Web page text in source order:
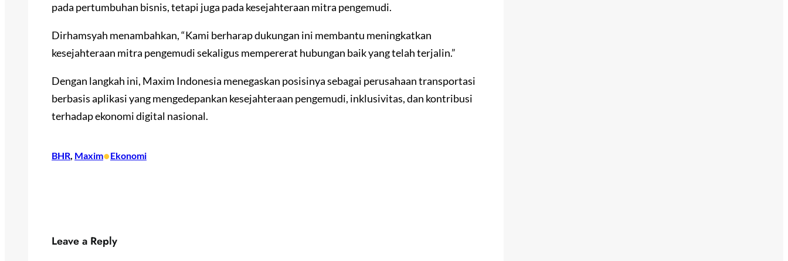
pada pertumbuhan bisnis, tetapi juga pada kesejahteraan mitra pengemudi.
Dirhamsyah menambahkan, “Kami berharap dukungan ini membantu meningkatkan
kesejahteraan mitra pengemudi sekaligus mempererat hubungan baik yang telah terjalin.”
Dengan langkah ini, Maxim Indonesia menegaskan posisinya sebagai perusahaan transportasi
berbasis aplikasi yang mengedepankan kesejahteraan pengemudi, inklusivitas, dan kontribusi
terhadap ekonomi digital nasional.
BHR, Maxim•Ekonomi
Leave a Reply